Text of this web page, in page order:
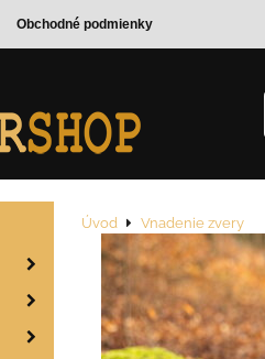
Obchodné podmienky
Úvod Vnadenie zvery